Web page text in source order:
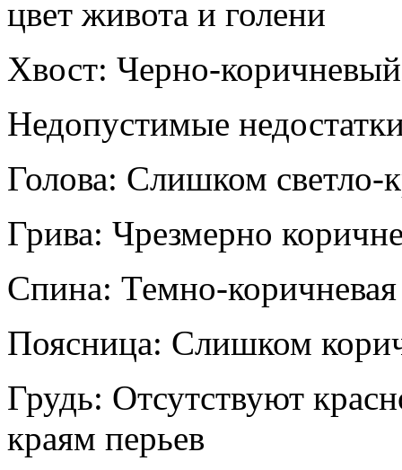
цвет живота и голени
Хвост: Черно-коричневый
Недопустимые
Голова: Слишком светло-
Грива: Чрезмерно
Спина: Темно-коричневая
Поясница: Слишком
Грудь: Отсутствуют
краям перьев